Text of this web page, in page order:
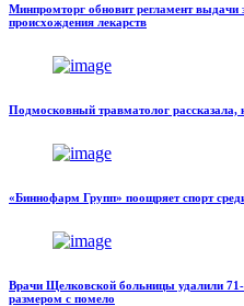
Минпромторг обновит регламент выдачи
происхождения лекарств
Подмосковный травматолог рассказала,
«Биннофарм Групп» поощряет спорт
Врачи Щелковской больницы удалили 71-
размером с помело